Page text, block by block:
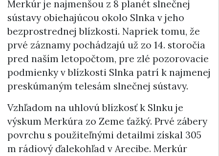
Merkúr je najmenšou z 8 planét slnečnej
sústavy obiehajúcou okolo Slnka v jeho
bezprostrednej blízkosti. Napriek tomu, že
prvé záznamy pochádzajú už zo 14. storočia
pred naším letopočtom, pre zlé pozorovacie
podmienky v blízkosti Slnka patrí k najmenej
preskúmaným telesám slnečnej sústavy.
Vzhľadom na uhlovú blízkosť k Slnku je
výskum Merkúra zo Zeme ťažký. Prvé zábery
povrchu s použiteľnými detailmi získal 305
m rádiový ďalekohľad v Arecibe. Merkúr